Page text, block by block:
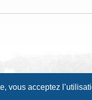
vous acceptez